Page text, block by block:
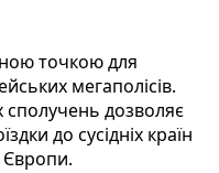
точкою для
мегаполісів.
дозволяє
до сусідніх країн
Європи.